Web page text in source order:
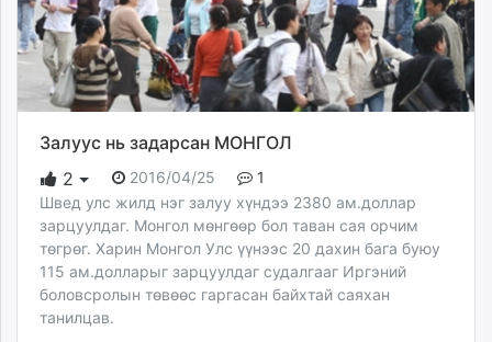
Залуус нь задарсан МОНГОЛ
2
2016/04/25
1
Швед улс жилд нэг залуу хүндээ 2380 ам.доллар
зарцуулдаг. Монгол мөнгөөр бол таван сая орчим
төгрөг. Харин Монгол Улс үүнээс 20 дахин бага буюу
115 ам.долларыг зарцуулдаг судалгааг Иргэний
боловсролын төвөөс гаргасан байхтай саяхан
танилцав.